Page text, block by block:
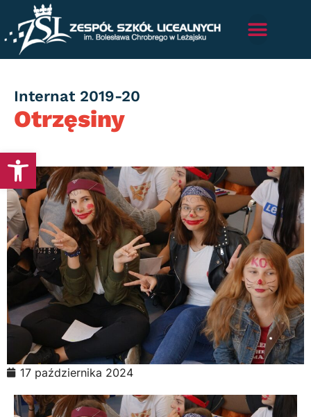
Otwórz pasek narzędzi
Otrzęsiny
Category
Internat 2019-20
17 października 2024